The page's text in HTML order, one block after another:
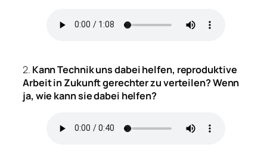
2. Kann Technik uns dabei helfen, reproduktive
Arbeit in Zukunft gerechter zu verteilen? Wenn
ja, wie kann sie dabei helfen?